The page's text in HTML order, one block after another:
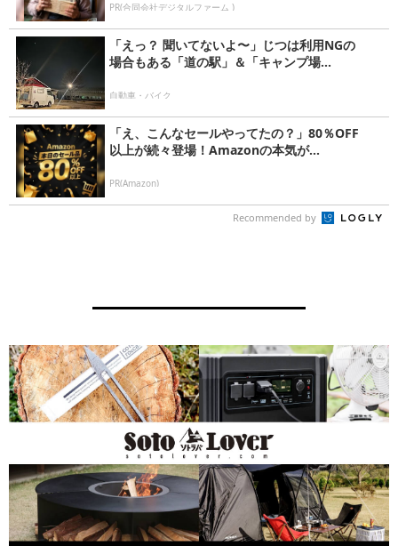
PR(合同会社デジタルファーム )
「えっ？ 聞いてないよ〜」じつは利用NGの
場合もある「道の駅」＆「キャンプ場...
自動車・バイク
「え、こんなセールやってたの？」80％OFF
以上が続々登場！Amazonの本気が...
PR(Amazon)
Recommended by